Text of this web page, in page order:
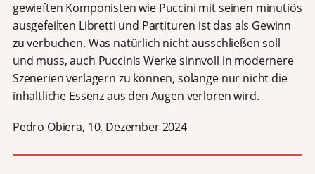
gewieften Komponisten wie Puccini mit seinen minutiös
ausgefeilten Libretti und Partituren ist das als Gewinn
zu verbuchen. Was natürlich nicht ausschließen soll
und muss, auch Puccinis Werke sinnvoll in modernere
Szenerien verlagern zu können, solange nur nicht die
inhaltliche Essenz aus den Augen verloren wird.
Pedro Obiera, 10. Dezember 2024